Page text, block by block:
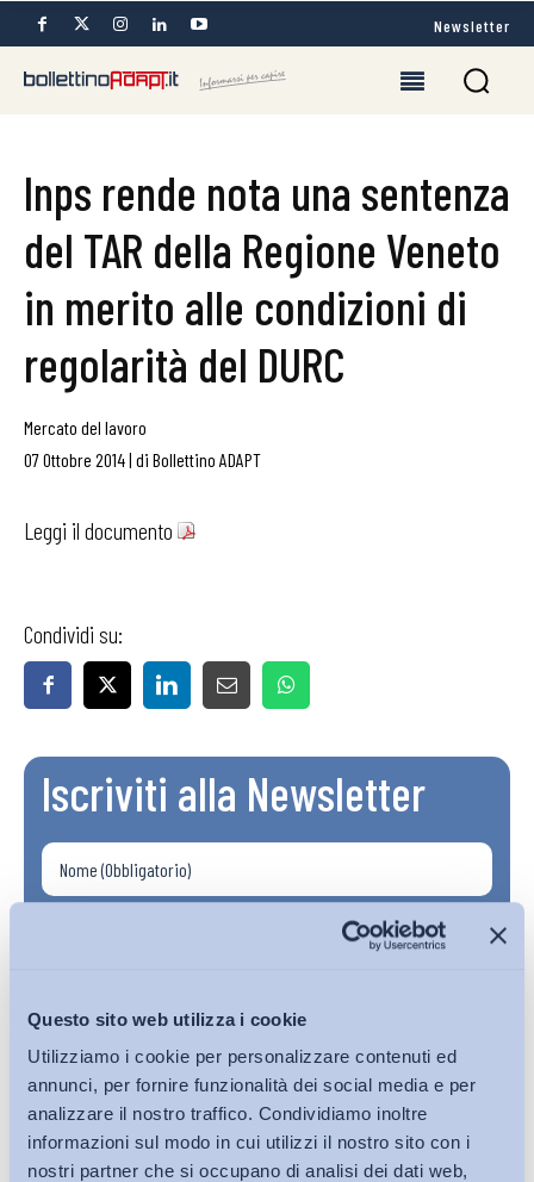
Questo sito web utilizza i cookie
Utilizziamo i cookie per personalizzare contenuti ed
annunci, per fornire funzionalità dei social media e per
analizzare il nostro traffico. Condividiamo inoltre
informazioni sul modo in cui utilizzi il nostro sito con i
nostri partner che si occupano di analisi dei dati web,
Newsletter
Inps rende nota una sentenza
del TAR della Regione Veneto
in merito alle condizioni di
regolarità del DURC
Mercato del lavoro
07 Ottobre 2014| di Bollettino ADAPT
Leggi il documento
Condividi su:
Iscriviti alla Newsletter